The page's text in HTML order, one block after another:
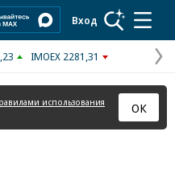
Вход
IMOEX 2281,31
использования
ОК